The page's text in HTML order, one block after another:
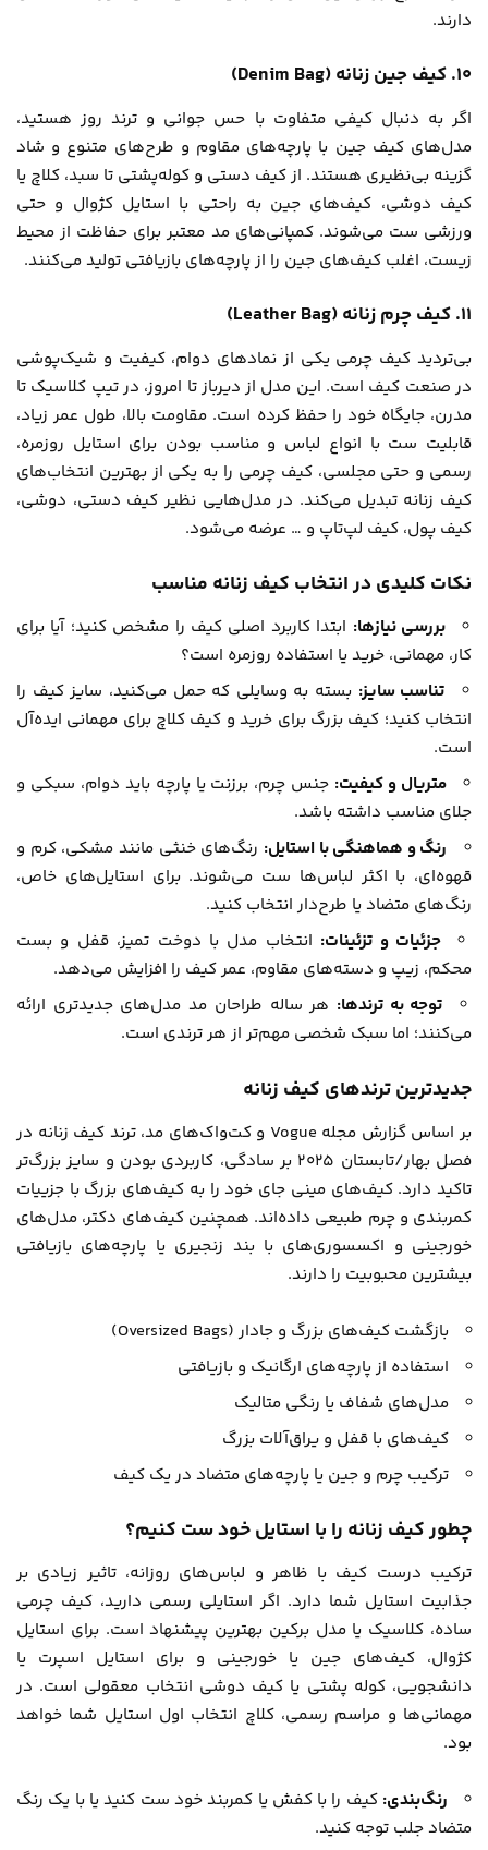
دارند.
۱۰. کیف جین زنانه (Denim Bag)
اگر به دنبال کیفی متفاوت با حس جوانی و ترند روز هستید،
مدل‌های کیف جین با پارچه‌های مقاوم و طرح‌های متنوع و شاد
گزینه بی‌نظیری هستند. از کیف دستی و کوله‌پشتی تا سبد، کلاچ یا
کیف دوشی، کیف‌های جین به راحتی با استایل کژوال و حتی
ورزشی ست می‌شوند. کمپانی‌های مد معتبر برای حفاظت از محیط
زیست، اغلب کیف‌های جین را از پارچه‌های بازیافتی تولید می‌کنند.
۱۱. کیف چرم زنانه (Leather Bag)
بی‌تردید کیف چرمی یکی از نمادهای دوام، کیفیت و شیک‌پوشی
در صنعت کیف است. این مدل از دیرباز تا امروز، در تیپ کلاسیک تا
مدرن، جایگاه خود را حفظ کرده است. مقاومت بالا، طول عمر زیاد،
قابلیت ست با انواع لباس و مناسب بودن برای استایل روزمره،
رسمی و حتی مجلسی، کیف چرمی را به یکی از بهترین انتخاب‌های
کیف زنانه تبدیل می‌کند. در مدل‌هایی نظیر کیف دستی، دوشی،
کیف پول، کیف لپ‌تاپ و … عرضه می‌شود.
نکات کلیدی در انتخاب کیف زنانه مناسب
بررسی نیازها: ابتدا کاربرد اصلی کیف را مشخص کنید؛ آیا برای
کار، مهمانی، خرید یا استفاده روزمره است؟
تناسب سایز: بسته به وسایلی که حمل می‌کنید، سایز کیف را
انتخاب کنید؛ کیف بزرگ برای خرید و کیف کلاچ برای مهمانی ایده‌آل
است.
متریال و کیفیت: جنس چرم، برزنت یا پارچه باید دوام، سبکی و
جلای مناسب داشته باشد.
رنگ و هماهنگی با استایل: رنگ‌های خنثی مانند مشکی، کرم و
قهوه‌ای، با اکثر لباس‌ها ست می‌شوند. برای استایل‌های خاص،
رنگ‌های متضاد یا طرح‌دار انتخاب کنید.
جزئیات و تزئینات: انتخاب مدل با دوخت تمیز، قفل و بست
محکم، زیپ و دسته‌های مقاوم، عمر کیف را افزایش می‌دهد.
توجه به ترندها: هر ساله طراحان مد مدل‌های جدیدتری ارائه
می‌کنند؛ اما سبک شخصی مهم‌تر از هر ترندی است.
جدیدترین ترندهای کیف زنانه
بر اساس گزارش مجله Vogue و کت‌واک‌های مد، ترند کیف زنانه در
فصل بهار/تابستان ۲۰۲۵ بر سادگی، کاربردی بودن و سایز بزرگ‌تر
تاکید دارد. کیف‌های مینی جای خود را به کیف‌های بزرگ با جزییات
کمربندی و چرم طبیعی داده‌اند. همچنین کیف‌های دکتر، مدل‌های
خورجینی و اکسسوری‌های با بند زنجیری یا پارچه‌های بازیافتی
بیشترین محبوبیت را دارند.
بازگشت کیف‌های بزرگ و جادار (Oversized Bags)
استفاده از پارچه‌های ارگانیک و بازیافتی
مدل‌های شفاف یا رنگی متالیک
کیف‌های با قفل و یراق‌آلات بزرگ
ترکیب چرم و جین یا پارچه‌های متضاد در یک کیف
چطور کیف زنانه را با استایل خود ست کنیم؟
ترکیب درست کیف با ظاهر و لباس‌های روزانه، تاثیر زیادی بر
جذابیت استایل شما دارد. اگر استایلی رسمی دارید، کیف چرمی
ساده، کلاسیک یا مدل برکین بهترین پیشنهاد است. برای استایل
کژوال، کیف‌های جین یا خورجینی و برای استایل اسپرت یا
دانشجویی، کوله پشتی یا کیف دوشی انتخاب معقولی است. در
مهمانی‌ها و مراسم رسمی، کلاچ انتخاب اول استایل شما خواهد
بود.
رنگ‌بندی: کیف را با کفش یا کمربند خود ست کنید یا با یک رنگ
متضاد جلب توجه کنید.